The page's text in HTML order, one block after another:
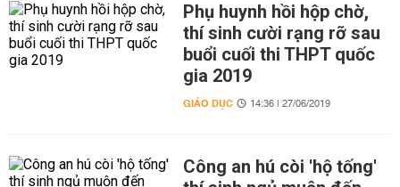
Phụ huynh hồi hộp chờ,
thí sinh cười rạng rỡ sau
buổi cuối thi THPT quốc
gia 2019
GIÁO DỤC 14:36 | 27/06/2019
Công an hú còi 'hộ tống'